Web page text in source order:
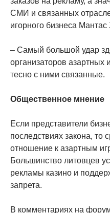
СМИ и связанных
игорного бизнеса Мантас
– Самый большой удар
организаторов азартных
тесно с ними связанные.
Общественное мнение
Если представители
последствиях закона, то
отношение к азартным
Большинство литовцев
рекламы казино и
запрета.
В комментариях на